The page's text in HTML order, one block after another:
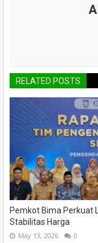
RELATED POSTS
Pemkot Bima Perkuat
Stabilitas Harga
May 13, 2026 0